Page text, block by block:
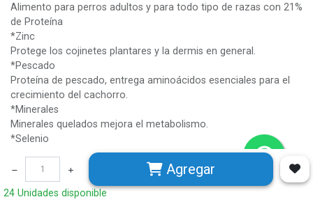
Alimento para perros adultos y para todo tipo de razas con 21%
de Proteína
*Zinc
Protege los cojinetes plantares y la dermis en general.
*Pescado
Proteína de pescado, entrega aminoácidos esenciales para el
crecimiento del cachorro.
*Minerales
Minerales quelados mejora el metabolismo.
*Selenio
Importante en la membrana celular, protegiendo la fibra
muscular.
Agregar
24 Unidades disponible